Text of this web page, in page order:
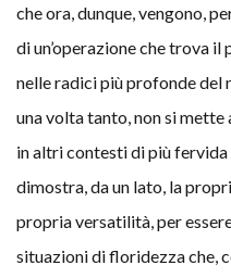
che ora, dunque, vengono,
di un’operazione che trova
nelle radici più profonde del
una volta tanto, non si
in altri contesti di più
dimostra, da un lato, la
propria versatilità, per
situazioni di floridezza che,